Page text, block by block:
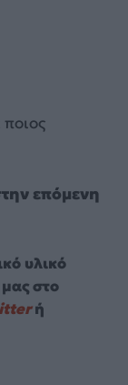
επόμενη
υλικό
μας στο
ή